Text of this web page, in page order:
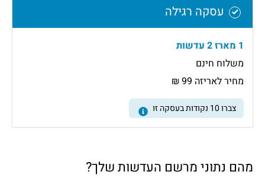
עסקה רגילה
1 מארז 2 עדשות
משלוח חינם
מחיר לאריזה 99 ₪
צברו10 נקודות בעסקה זו
מהם נתוני מרשם העדשות שלך?